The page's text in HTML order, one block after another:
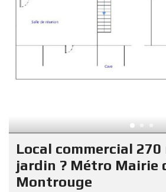
Local commercial 270
jardin ? Métro Mairie
Montrouge